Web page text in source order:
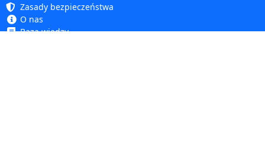
Zasady bezpieczeństwa
O nas
Baza wiedzy